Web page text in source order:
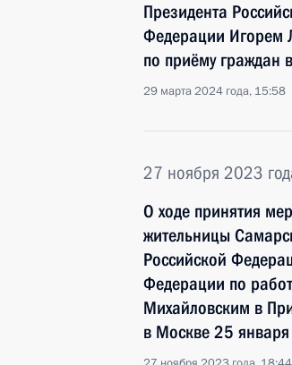
Президента
Федерации Игорем
по приёму граждан
29 марта 2024 года, 15:58
27 ноября 2023
О ходе принятия
жительницы
Российской
Федерации по
Михайловским в
в Москве 25